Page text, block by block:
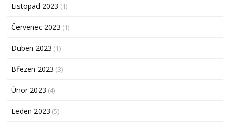
Listopad 2023 (1)
Červenec 2023 (1)
Duben 2023 (1)
Březen 2023 (3)
Únor 2023 (4)
Leden 2023 (5)